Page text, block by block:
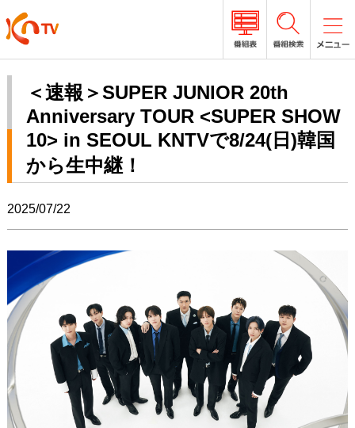
＜速報＞SUPER JUNIOR 20th
Anniversary TOUR <SUPER SHOW
10> in SEOUL KNTVで8/24(日)韓国
から生中継！
2025/07/22